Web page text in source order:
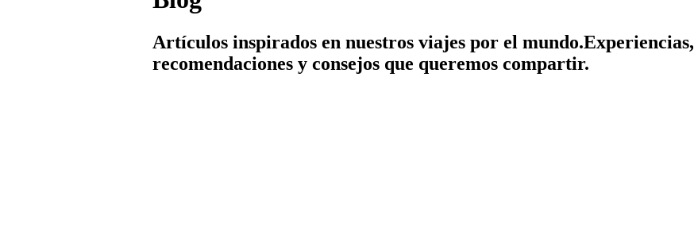
Artículos inspirados en nuestros viajes por el mundo.Experiencias,
recomendaciones y consejos que queremos compartir.